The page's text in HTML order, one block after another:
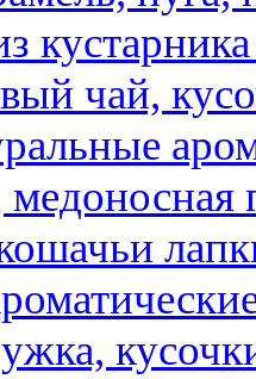
чай,